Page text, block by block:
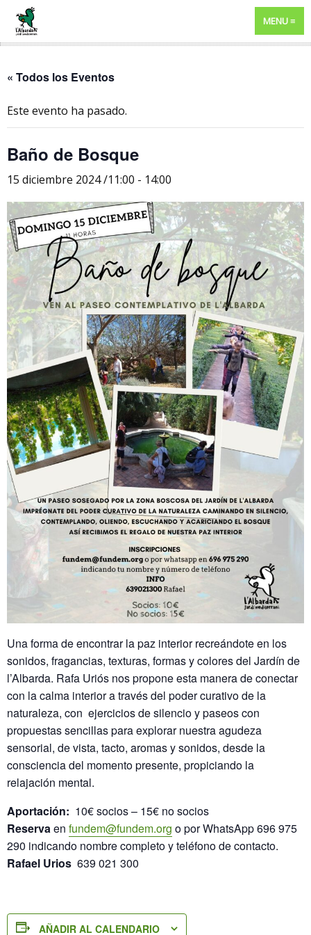
MENU
« Todos los Eventos
Este evento ha pasado.
Baño de Bosque
15 diciembre 2024 /11:00 - 14:00
Una forma de encontrar la paz interior recreándote en los
sonidos, fragancias, texturas, formas y colores del Jardín de
l’Albarda. Rafa Uriós nos propone esta manera de conectar
con la calma interior a través del poder curativo de la
naturaleza, con ejercicios de silencio y paseos con
propuestas sencillas para explorar nuestra agudeza
sensorial, de vista, tacto, aromas y sonidos, desde la
consciencia del momento presente, propiciando la
relajación mental.
Aportación: 10€ socios – 15€ no socios
Reserva en fundem@fundem.org o por WhatsApp 696 975
290 indicando nombre completo y teléfono de contacto.
Rafael Urios 639 021 300
AÑADIR AL CALENDARIO